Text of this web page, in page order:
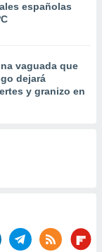
españolas
vaguada que
dejará
y granizo en